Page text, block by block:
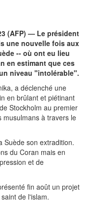
(AFP) — Le président
une nouvelle fois aux
-- où ont eu lieu
en estimant que ces
niveau "intolérable".
a déclenché une
en brûlant et piétinant
Stockholm au premier
musulmans à travers le
Suède son extradition.
du Coran mais en
et de
fin août un projet
de l'islam.